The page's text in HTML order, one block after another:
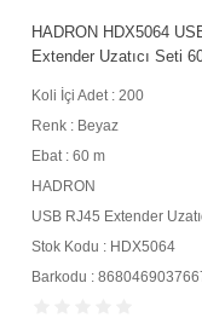
HADRON HDX5064
Extender Uzatıcı Seti
Koli İçi Adet : 200
Renk : Beyaz
Ebat : 60 m
HADRON
USB RJ45 Extender
Stok Kodu : HDX5064
Barkodu :